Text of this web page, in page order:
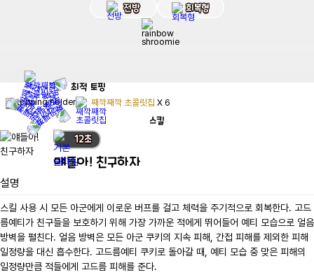
전방 회복형
최적 토핑
째깍째깍 초콜릿칩 X 6
스킬
12초
얘들아! 친구하자
설명
스킬 사용 시 모든 아군에게 이로운 버프를 걸고 체력을 주기적으로 회복한다. 고드
름예티가 친구들을 보호하기 위해 가장 가까운 적에게 뛰어들어 예티 모습으로 얼음
방벽을 펼친다. 얼음 방벽은 모든 아군 쿠키의 지속 피해, 간접 피해를 제외한 피해
일정량을 대신 흡수한다. 고드름예티 쿠키로 돌아갈 때, 예티 모습 중 맞은 피해의
일정량만큼 적들에게 고드름 피해를 준다.